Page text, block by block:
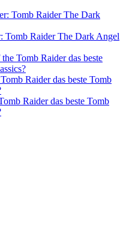
Tomb Raider The Dark
Tomb Raider The Dark Angel
Tomb Raider das beste
Raider das beste Tomb
Raider das beste Tomb